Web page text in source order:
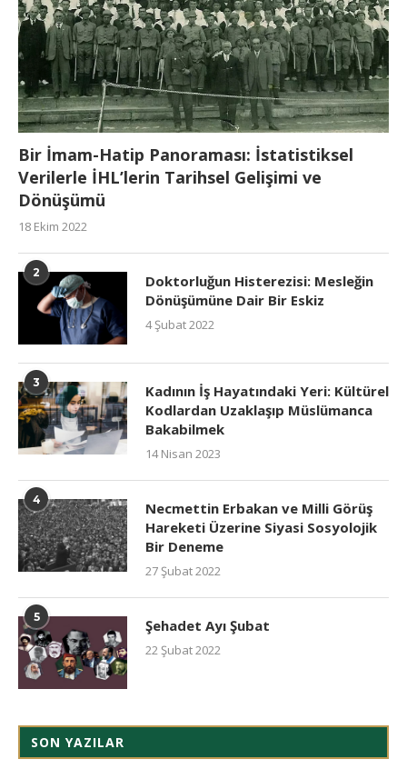
Bir İmam-Hatip Panoraması: İstatistiksel
Verilerle İHL’lerin Tarihsel Gelişimi ve
Dönüşümü
18 Ekim 2022
2
Doktorluğun Histerezisi: Mesleğin
Dönüşümüne Dair Bir Eskiz
4 Şubat 2022
3
Kadının İş Hayatındaki Yeri: Kültürel
Kodlardan Uzaklaşıp Müslümanca
Bakabilmek
14 Nisan 2023
4
Necmettin Erbakan ve Milli Görüş
Hareketi Üzerine Siyasi Sosyolojik
Bir Deneme
27 Şubat 2022
5 Şehadet Ayı Şubat
22 Şubat 2022
SON YAZILAR